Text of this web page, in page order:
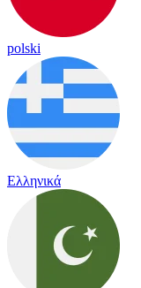
polski
Ελληνικά